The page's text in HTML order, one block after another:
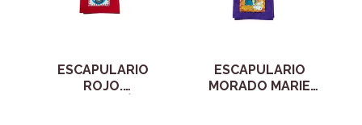
ESCAPULARIO
ROJO.
ESCAPULARIO
MORADO MARIE